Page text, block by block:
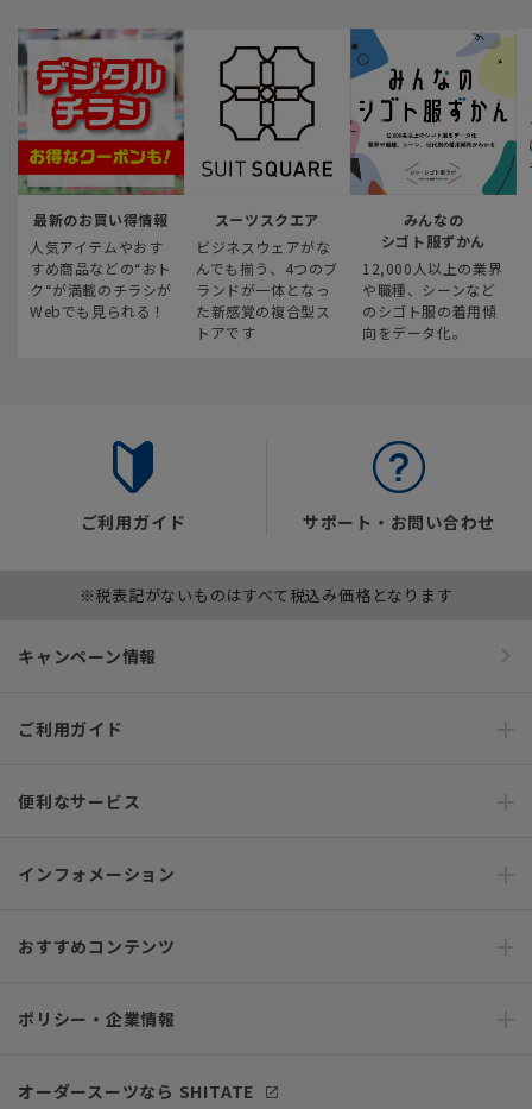
最新のお買い得情報
人気アイテムやおす
すめ商品などの“おト
ク“が満載のチラシが
Webでも見られる！
スーツスクエア
ビジネスウェアがな
んでも揃う、4つのブ
ランドが一体となっ
た新感覚の複合型ス
トアです
みんなの
シゴト服ずかん
12,000人以上の業界
や職種、シーンなど
のシゴト服の着用傾
向をデータ化。
ご利用ガイド サポート・お問い合わせ
※税表記がないものはすべて税込み価格となります
キャンペーン情報
ご利用ガイド
便利なサービス
インフォメーション
おすすめコンテンツ
ポリシー・企業情報
オーダースーツなら SHITATE